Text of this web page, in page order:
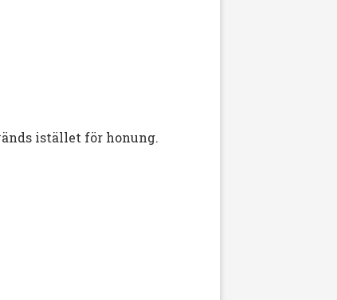
istället för honung.